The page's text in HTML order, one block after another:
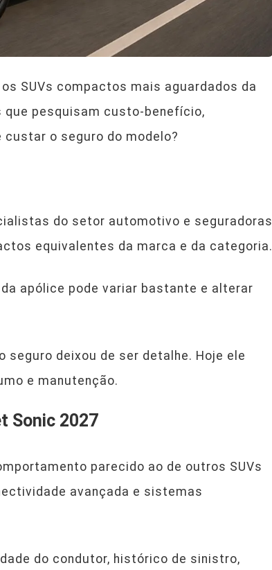
SUVs compactos mais aguardados da
que pesquisam custo-benefício,
o seguro do modelo?
do setor automotivo e seguradoras
equivalentes da marca e da categoria.
apólice pode variar bastante e alterar
seguro deixou de ser detalhe. Hoje ele
e manutenção.
Sonic 2027
parecido ao de outros SUVs
avançada e sistemas
do condutor, histórico de sinistro,